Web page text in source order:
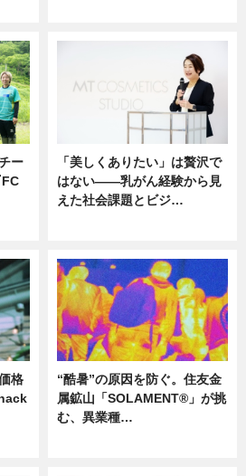
ー
「美しくありたい」は贅沢で
はない――乳がん経験から見
えた社会課題とビジ…
格
“酷暑”の原因を防ぐ。住友金
属鉱山「SOLAMENT®」が挑
む、異業種…